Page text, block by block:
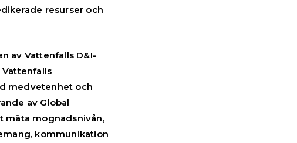
resurser och
av Vattenfalls D&I-
medvetenhet och
av Global
mäta mognadsnivån,
kommunikation